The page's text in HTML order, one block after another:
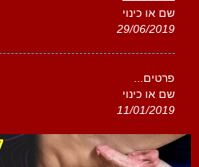
שם או כינוי
29/06/2019
פרטים...
שם או כינוי
11/01/2019